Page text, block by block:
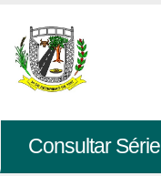
Consultar Série